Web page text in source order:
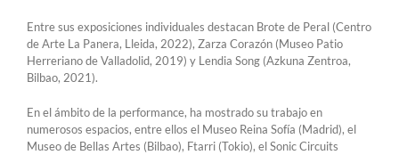
Entre sus exposiciones individuales destacan Brote de Peral (Centro
de Arte La Panera, Lleida, 2022), Zarza Corazón (Museo Patio
Herreriano de Valladolid, 2019) y Lendia Song (Azkuna Zentroa,
Bilbao, 2021).
En el ámbito de la performance, ha mostrado su trabajo en
numerosos espacios, entre ellos el Museo Reina Sofía (Madrid), el
Museo de Bellas Artes (Bilbao), Ftarri (Tokio), el Sonic Circuits